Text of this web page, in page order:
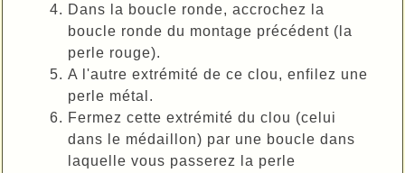
Dans la boucle ronde, accrochez la
boucle ronde du montage précédent (la
perle rouge).
A l'autre extrémité de ce clou, enfilez une
perle métal.
Fermez cette extrémité du clou (celui
dans le médaillon) par une boucle dans
laquelle vous passerez la perle